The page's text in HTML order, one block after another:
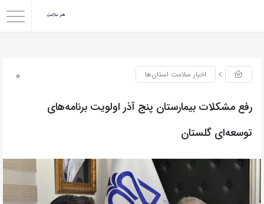
0 اخبار سلامت استان‌ها
رفع مشکلات بیمارستان پنج آذر اولویت برنامه‌های
توسعه‌ای گلستان